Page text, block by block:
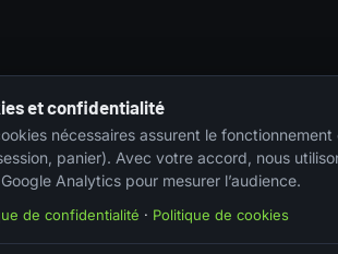
et confidentialité
nécessaires assurent le fonctionnement
panier). Avec votre accord, nous
Analytics pour mesurer l’audience.
de confidentialité · Politique de cookies